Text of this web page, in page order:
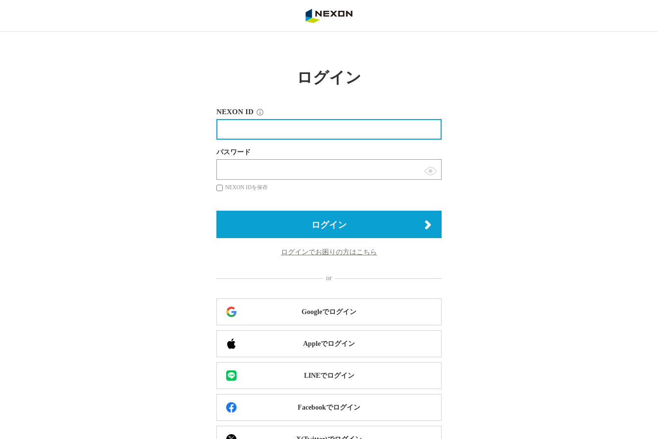
ログイン
NEXON ID
パスワード
表
替
NEXON IDを保存
ログイン
ログインでお困りの方はこちら
Googleでログイン
Appleでログイン
LINEでログイン
Facebookでログイン